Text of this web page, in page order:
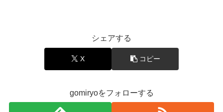
シェアする
X コピー
gomiryoをフォローする